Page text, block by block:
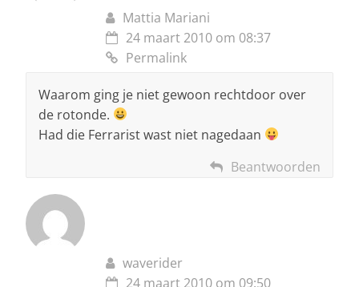
Mattia Mariani
24 maart 2010 om 08:37
Permalink
Waarom ging je niet gewoon rechtdoor over
de rotonde.
Had die Ferrarist wast niet nagedaan
Beantwoorden
waverider
24 maart 2010 om 09:50